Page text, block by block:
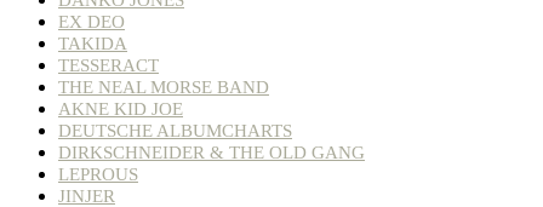
EX DEO
TAKIDA
TESSERACT
THE NEAL MORSE BAND
AKNE KID JOE
DEUTSCHE ALBUMCHARTS
DIRKSCHNEIDER & THE OLD GANG
LEPROUS
JINJER